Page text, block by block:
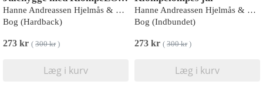
Hanne Andreassen Hjelmås & Torunn Steinsland
Bog (Hardback)
273 kr ( 300 kr)
Læg i kurv
Hanne Andreassen Hjelmås & Torunn Steinsland
Bog (Indbundet)
273 kr ( 300 kr)
Læg i kurv